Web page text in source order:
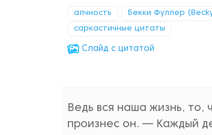
алчность Бекки Фуллер
саркастичные цитаты
Cлайд с цитатой
Ведь вся наша жизнь,
произнес он. — Каждый